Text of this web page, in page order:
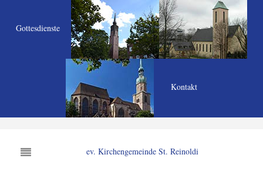
Gottesdienste
Kontakt
ev. Kirchengemeinde St. Reinoldi